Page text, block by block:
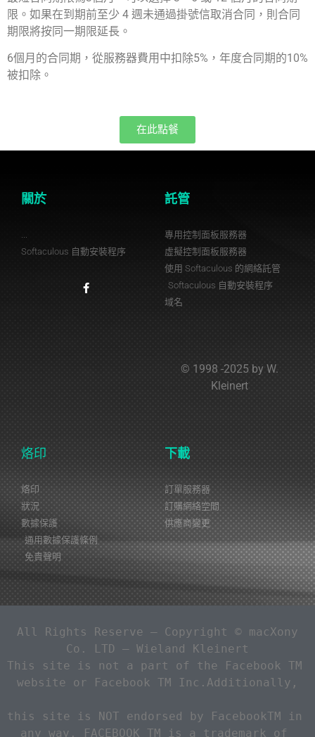
限。如果在到期前至少 4 週未通過掛號信取消合同，則合同
期限將按同一期限延長。
6個月的合同期，從服務器費用中扣除5%，年度合同期的10%
被扣除。
在此點餐
關於
...
Softaculous 自動安裝程序
託管
專用控制面板服務器
虛擬控制面板服務器
使用 Softaculous 的網絡託管
Softaculous 自動安裝程序
域名
© 1998 -2025 by W.
Kleinert
烙印
烙印
狀況
數據保護
通用數據保護條例
免責聲明
下載
訂單服務器
訂購網絡空間
供應商變更
All Rights Reserve – Copyright © macXony
Co. LTD – Wieland Kleinert
This site is not a part of the Facebook TM
website or Facebook TM Inc.Additionally,
this site is NOT endorsed by FacebookTM in
any way. FACEBOOK TM is a trademark of